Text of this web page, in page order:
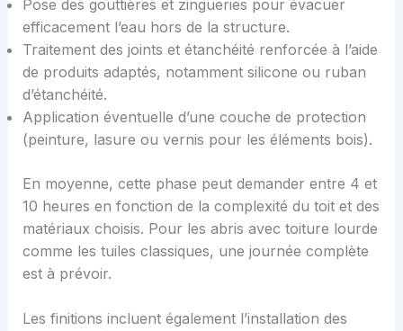
Pose des gouttières et zingueries pour évacuer
efficacement l’eau hors de la structure.
Traitement des joints et étanchéité renforcée à l’aide
de produits adaptés, notamment silicone ou ruban
d’étanchéité.
Application éventuelle d’une couche de protection
(peinture, lasure ou vernis pour les éléments bois).
En moyenne, cette phase peut demander entre 4 et
10 heures en fonction de la complexité du toit et des
matériaux choisis. Pour les abris avec toiture lourde
comme les tuiles classiques, une journée complète
est à prévoir.
Les finitions incluent également l’installation des